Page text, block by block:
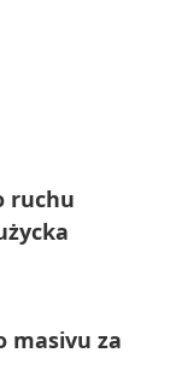
ruchu
masivu za